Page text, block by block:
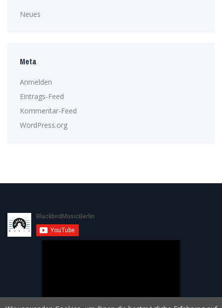
Neues
Meta
Anmelden
Eintrags-Feed
Kommentar-Feed
WordPress.org